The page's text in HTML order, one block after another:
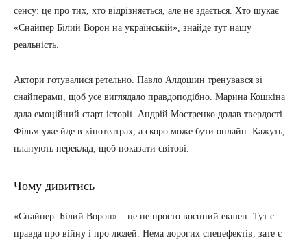
сенсу: це про тих, хто відрізняється, але не здається. Хто шукає
«Снайпер Білий Ворон на українській», знайде тут нашу
реальність.
Актори готувалися ретельно. Павло Алдошин тренувався зі
снайперами, щоб усе виглядало правдоподібно. Марина Кошкіна
дала емоційний старт історії. Андрій Мостренко додав твердості.
Фільм уже йде в кінотеатрах, а скоро може бути онлайн. Кажуть,
планують переклад, щоб показати світові.
Чому дивитись
«Снайпер. Білий Ворон» – це не просто воєнний екшен. Тут є
правда про війну і про людей. Нема дорогих спецефектів, зате є